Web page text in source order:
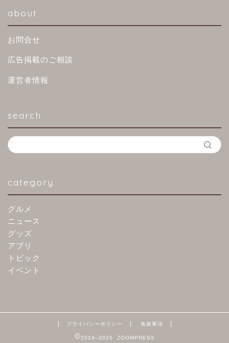
about
お問合せ
広告掲載のご相談
運営者情報
search
category
グルメ
ニュース
グッズ
アプリ
トピック
イベント
プライバシーポリシー 免責事項
2019–2026 ZOOMPRESS